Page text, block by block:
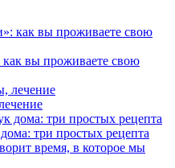
как вы проживаете свою
три простых рецепта